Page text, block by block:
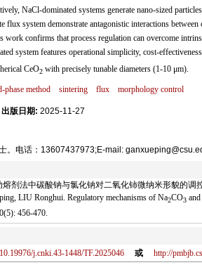
NaCl-dominated systems generate nano-sized
flux system demonstrate antagonistic interactions
work confirms that process regulation can overcome
system features operational simplicity, cost-
CeO2with precisely tunable diameters (1-10 μm).
phase method sintering flux morphology control
出版日期: 2025-11-27
。电话：13607437973;E-mail:
剂法中碳酸钠与氯化钠对二氧化铈微纳米形貌的调
LIU Ronghui. Regulatory mechanisms of Na2CO3
456-470.
j.cnki.43-1448/TF.2025046
或 http://